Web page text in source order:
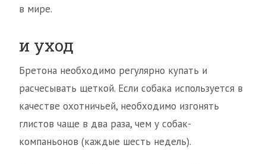
в мире.
и уход
Бретона необходимо регулярно купать и
расчесывать щеткой. Если собака используется в
качестве охотничьей, необходимо изгонять
глистов чаще в два раза, чем у собак-
компаньонов (каждые шесть недель).